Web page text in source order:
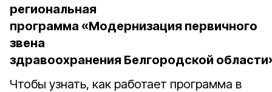
региональная
программа «Модернизация первичного
звена
здравоохранения Белгородской
Чтобы узнать, как работает программа в